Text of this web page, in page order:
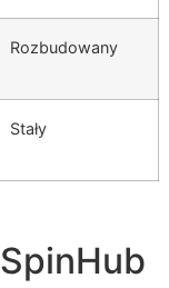
Rozbudowany
Stały